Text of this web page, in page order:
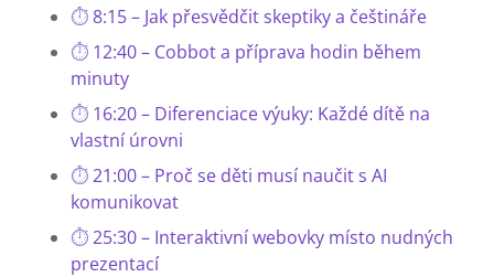
8:15 – Jak přesvědčit skeptiky a češtináře
12:40 – Cobbot a příprava hodin během
minuty
16:20 – Diferenciace výuky: Každé dítě na
vlastní úrovni
21:00 – Proč se děti musí naučit s AI
komunikovat
25:30 – Interaktivní webovky místo nudných
prezentací